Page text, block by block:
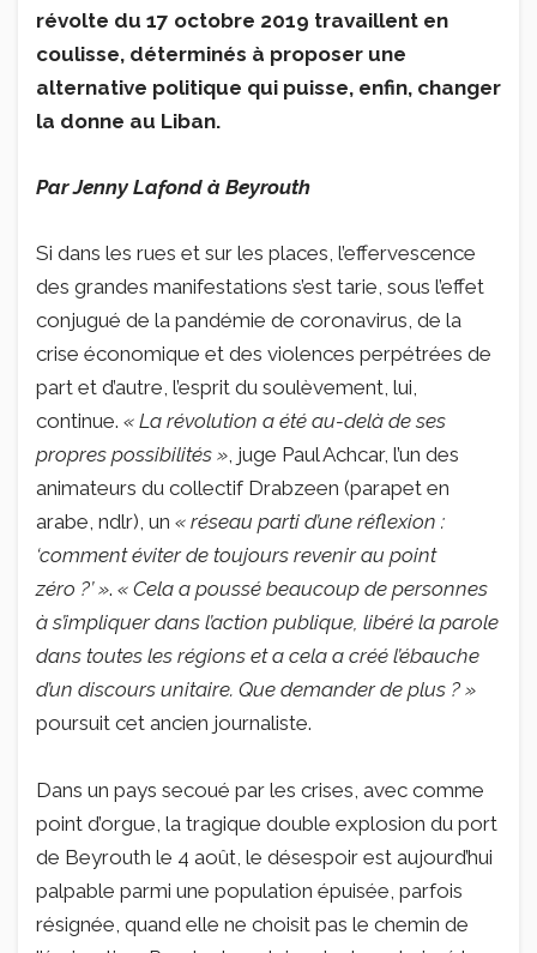
révolte du 17 octobre 2019 travaillent en
coulisse, déterminés à proposer une
alternative politique qui puisse, enfin, changer
la donne au Liban.
Par Jenny Lafond à Beyrouth
Si dans les rues et sur les places, l’effervescence
des grandes manifestations s’est tarie, sous l’effet
conjugué de la pandémie de coronavirus, de la
crise économique et des violences perpétrées de
part et d’autre, l’esprit du soulèvement, lui,
continue. « La révolution a été au-delà de ses
propres possibilités », juge Paul Achcar, l’un des
animateurs du collectif Drabzeen (parapet en
arabe, ndlr), un « réseau parti d’une réflexion :
‘comment éviter de toujours revenir au point
zéro ?’ ». « Cela a poussé beaucoup de personnes
à s’impliquer dans l’action publique, libéré la parole
dans toutes les régions et a cela a créé l’ébauche
d’un discours unitaire. Que demander de plus ? »
poursuit cet ancien journaliste.
Dans un pays secoué par les crises, avec comme
point d’orgue, la tragique double explosion du port
de Beyrouth le 4 août, le désespoir est aujourd’hui
palpable parmi une population épuisée, parfois
résignée, quand elle ne choisit pas le chemin de